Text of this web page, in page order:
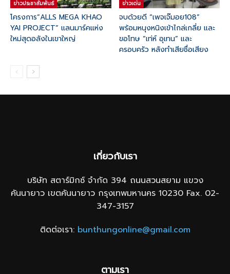
ข่าวประชาสัมพันธ์
โครงการ”ALLS MEGA KHAO
YAI PROJECT” แลนมาร์คแห่ง
ใหม่สุดอลังในเขาใหญ่
ข่าวเด่น
จบด้วยดี “เพจเจ๊มอย108”
พร้อมหนุงหนิงเข้าไกล่เกลี่ย และ
ขอโทษ “เท่ห์ อุเทน” และ
ครอบครัว หลังทำเสียชื่อเสียง
เกี่ยวกับเรา
บริษัท สตาร์มิกซ์ จำกัด 394 ถนนสวนสยาม แขวง
คันนายาว เขตคันนายาว กรุงเทพมหานคร 10230 Fax. 02-
347-3157
ติดต่อเรา: bunthungonline@gmail.com
ตามเรา